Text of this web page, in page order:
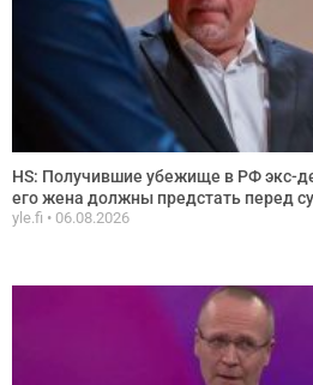
HS: Получившие убежище в РФ экс-
его жена должны предстать перед
yle.fi 06.08.2026